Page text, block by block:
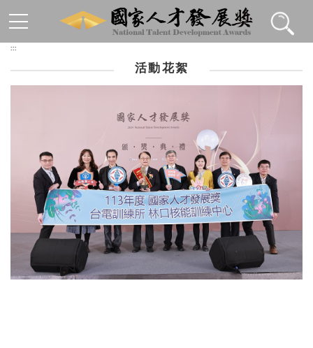
:::
活動花絮